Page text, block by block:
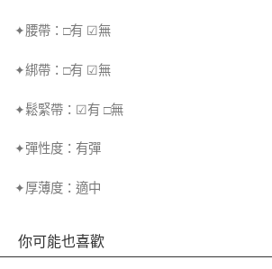
✦腰帶：□有 ☑無
✦綁帶：□有 ☑無
✦鬆緊帶：☑有 □無
✦彈性度：有彈
✦厚薄度：適中
你可能也喜歡